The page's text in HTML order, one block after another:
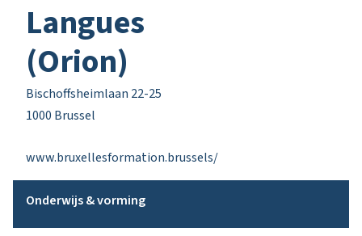
Langues
(Orion)
Bischoffsheimlaan 22-25
1000 Brussel
www.bruxellesformation.brussels/
Onderwijs & vorming